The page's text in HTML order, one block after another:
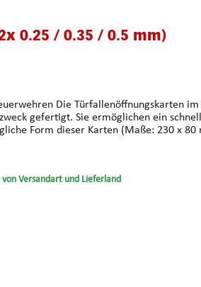
0.25 / 0.35 / 0.5 mm)
aus einem speziell angepassten
gefertigt. Sie ermöglichen ein
Versandart und Lieferland